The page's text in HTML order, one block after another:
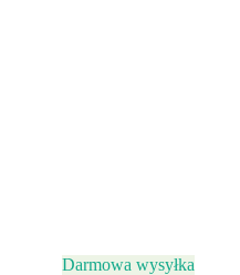
Darmowa wysyłka